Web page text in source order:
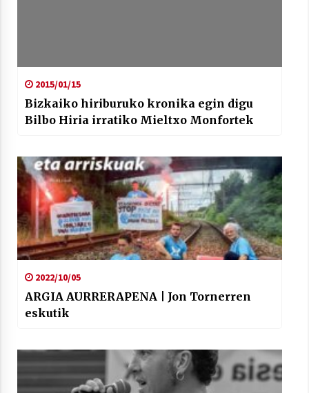
2015/01/15
Bizkaiko hiriburuko kronika egin digu
Bilbo Hiria irratiko Mieltxo Monfortek
2022/10/05
ARGIA AURRERAPENA | Jon Tornerren
eskutik